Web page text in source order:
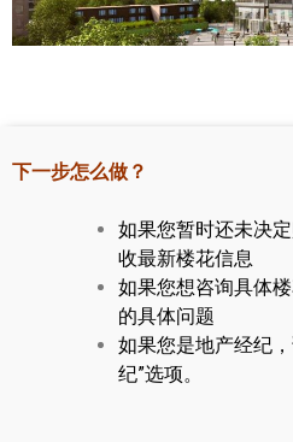
怡陶碧谷社区介绍
世嘉堡楼花项目
密西沙加社区介绍
密西沙加楼花项目
奥克维尔社区介绍
奥克维尔楼花项目
下一步怎么做？
如果您暂时还未决
收最新楼花信息
如果您想咨询具体
的具体问题
如果您是地产经纪
纪”选项。